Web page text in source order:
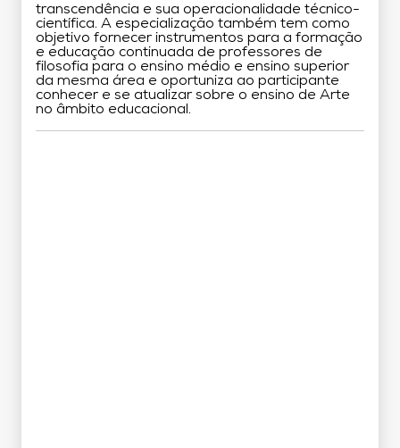
transcendência e sua operacionalidade técnico-
científica. A especialização também tem como
objetivo fornecer instrumentos para a formação
e educação continuada de professores de
filosofia para o ensino médio e ensino superior
da mesma área e oportuniza ao participante
conhecer e se atualizar sobre o ensino de Arte
no âmbito educacional.